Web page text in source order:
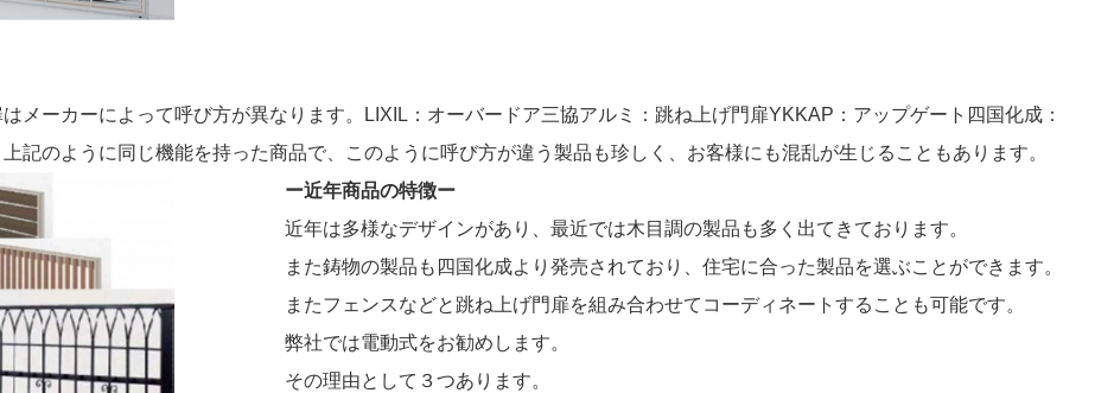
メーカーによって呼び方が異なります。LIXIL：オーバードア三協アルミ：跳ね上げ門扉YKKAP：アップゲート四国化成：
記のように同じ機能を持った商品で、このように呼び方が違う製品も珍しく、お客様にも混乱が生じることもあります。
ー近年商品の特徴ー
近年は多様なデザインがあり、最近では木目調の製品も多く出てきております。
また鋳物の製品も四国化成より発売されており、住宅に合った製品を選ぶことができます。
またフェンスなどと跳ね上げ門扉を組み合わせてコーディネートすることも可能です。
弊社では電動式をお勧めします。
その理由として３つあります。